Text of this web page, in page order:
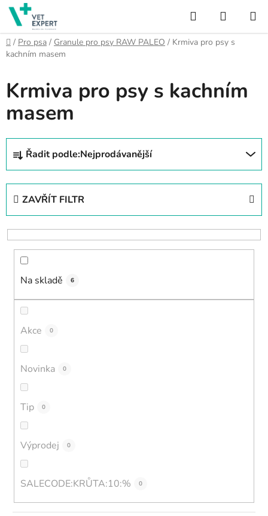
Přejít
obsah
Hledat
KOŠÍK
Domů
/ Pro psa / Granule pro psy RAW PALEO / Krmiva pro psy s
kachním masem
Krmiva pro psy s kachním
masem
Ř
z
p
Řadit podle:Nejprodávanější
ZAVŘÍT FILTR
Na skladě 6
Akce 0
Novinka 0
Tip 0
Výprodej 0
SALECODE:KRŮTA:10:% 0